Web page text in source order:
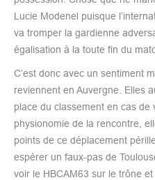
Lucie Modenel puisque
va tromper la gardienne
égalisation à la toute fin du
C’est donc avec un sentiment
reviennent en Auvergne. Elles
place du classement en cas
physionomie de la rencontre,
points de ce déplacement
espérer un faux-pas de
voir le HBCAM63 sur le trône